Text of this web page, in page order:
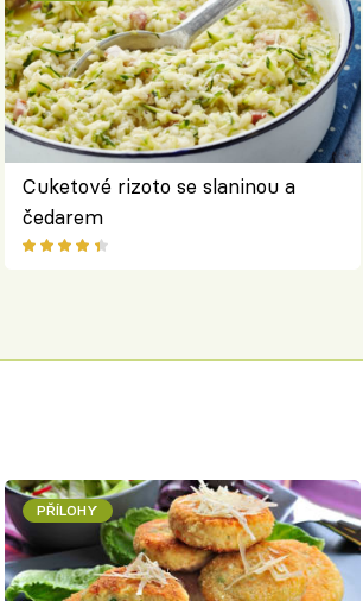
Cuketové rizoto se slaninou a
čedarem
PŘÍLOHY